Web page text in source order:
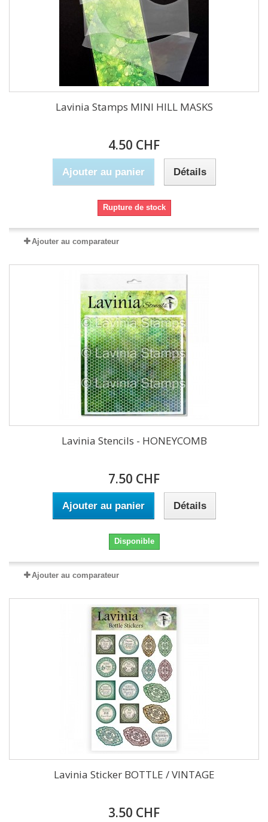
Lavinia Stamps MINI HILL MASKS
4.50 CHF
Ajouter au panier Détails
Rupture de stock
Ajouter au comparateur
Lavinia Stencils - HONEYCOMB
7.50 CHF
Ajouter au panier Détails
Disponible
Ajouter au comparateur
Lavinia Sticker BOTTLE / VINTAGE
3.50 CHF